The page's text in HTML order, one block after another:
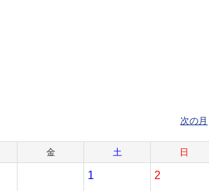
次の月
金 土 日
1 2